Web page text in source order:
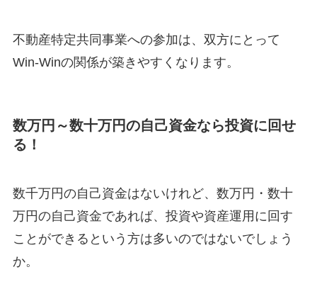
不動産特定共同事業への参加は、双方にとって
Win-Winの関係が築きやすくなります。
数万円～数十万円の自己資金なら投資に回せ
る！
数千万円の自己資金はないけれど、数万円・数十
万円の自己資金であれば、投資や資産運用に回す
ことができるという方は多いのではないでしょう
か。